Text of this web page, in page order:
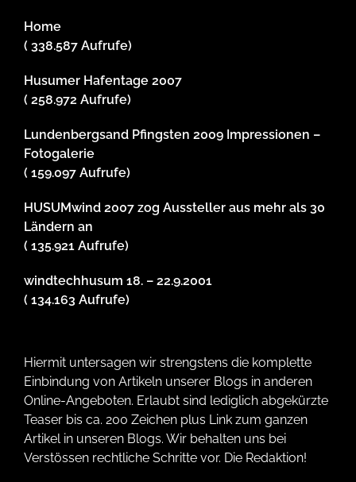
Home
( 338.587 Aufrufe)
Husumer Hafentage 2007
( 258.972 Aufrufe)
Lundenbergsand Pfingsten 2009 Impressionen –
Fotogalerie
( 159.097 Aufrufe)
HUSUMwind 2007 zog Aussteller aus mehr als 30
Ländern an
( 135.921 Aufrufe)
windtechhusum 18. – 22.9.2001
( 134.163 Aufrufe)
Hiermit untersagen wir strengstens die komplette
Einbindung von Artikeln unserer Blogs in anderen
Online-Angeboten. Erlaubt sind lediglich abgekürzte
Teaser bis ca. 200 Zeichen plus Link zum ganzen
Artikel in unseren Blogs. Wir behalten uns bei
Verstössen rechtliche Schritte vor. Die Redaktion!